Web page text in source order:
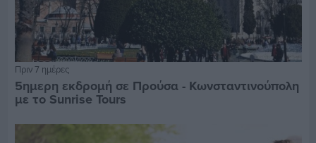
Πριν 7 ημέρες
5ημερη εκδρομή σε Προύσα - Κωνσταντινούπολη
με το Sunrise Tours